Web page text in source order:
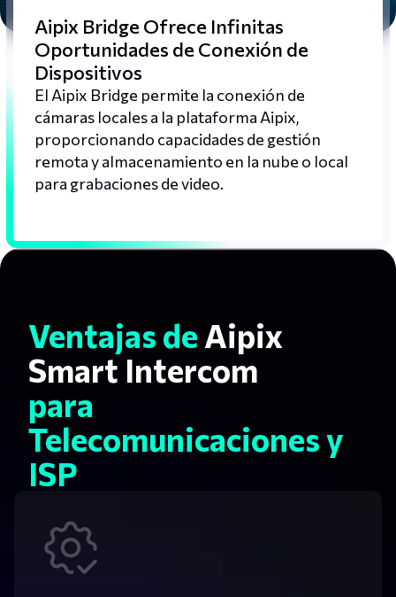
Aipix Bridge Ofrece Infinitas
Oportunidades de Conexión de
Dispositivos
El Aipix Bridge permite la conexión de
cámaras locales a la plataforma Aipix,
proporcionando capacidades de gestión
remota y almacenamiento en la nube o local
para grabaciones de video.
Ventajas de Aipix
Smart Intercom
para
Telecomunicaciones y
ISP